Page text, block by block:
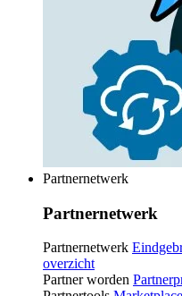
Partnernetwerk
Partnernetwerk
Partnernetwerk
overzicht
Partner worden